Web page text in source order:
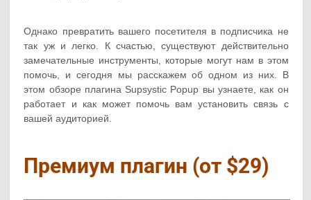
Однако превратить вашего посетителя в подписчика не
так уж и легко. К счастью, существуют действительно
замечательные инструменты, которые могут нам в этом
помочь, и сегодня мы расскажем об одном из них. В
этом обзоре плагина Supsystic Popup вы узнаете, как он
работает и как может помочь вам установить связь с
вашей аудиторией.
Премиум плагин (от $29)